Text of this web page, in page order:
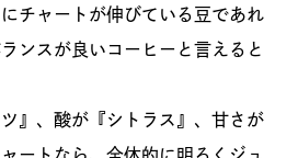
チャートが伸びている豆であれ
ンスが良いコーヒーと言えると
』、酸が『シトラス』、甘さが